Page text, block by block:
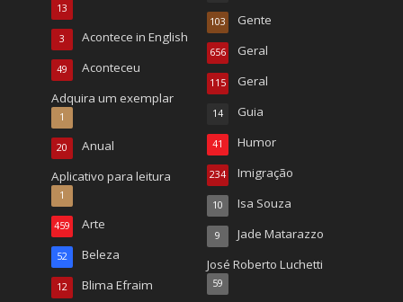
13
Acontece in English
3
Aconteceu
49
Adquira um exemplar
1
Anual
20
Aplicativo para leitura
1
Arte
459
Beleza
52
Blima Efraim
12
Gente
103
Geral
656
Geral
115
Guia
14
Humor
41
Imigração
234
Isa Souza
10
Jade Matarazzo
9
José Roberto Luchetti
59